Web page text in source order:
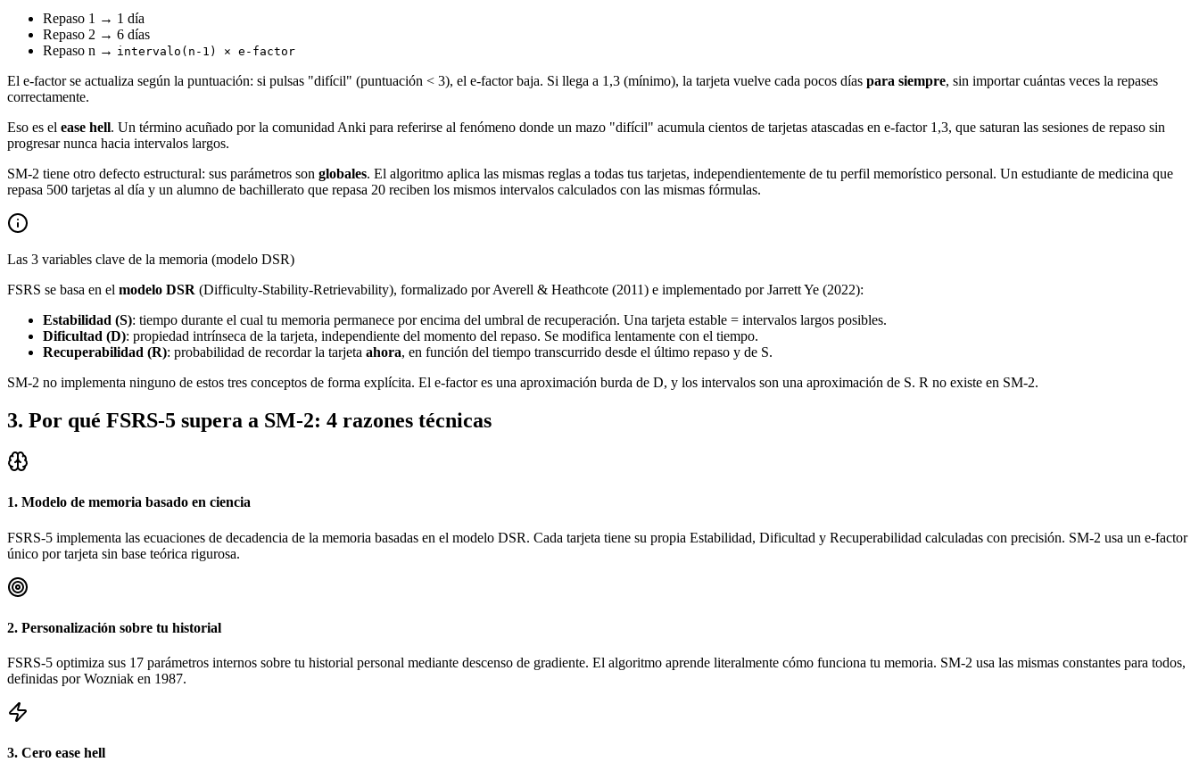
Repaso 1 → 1 día
Repaso 2 → 6 días
Repaso n → intervalo(n-1) × e-factor
El e-factor se actualiza según la puntuación: si pulsas "difícil" (puntuación < 3), el e-factor baja. Si llega a 1,3 (mínimo), la tarjeta vuelve cada pocos días para siempre, sin importar cuántas veces la repases
correctamente.
Eso es el ease hell. Un término acuñado por la comunidad Anki para referirse al fenómeno donde un mazo "difícil" acumula cientos de tarjetas atascadas en e-factor 1,3, que saturan las sesiones de repaso sin
progresar nunca hacia intervalos largos.
SM-2 tiene otro defecto estructural: sus parámetros son globales. El algoritmo aplica las mismas reglas a todas tus tarjetas, independientemente de tu perfil memorístico personal. Un estudiante de medicina que
repasa 500 tarjetas al día y un alumno de bachillerato que repasa 20 reciben los mismos intervalos calculados con las mismas fórmulas.
Las 3 variables clave de la memoria (modelo DSR)
FSRS se basa en el modelo DSR (Difficulty-Stability-Retrievability), formalizado por Averell & Heathcote (2011) e implementado por Jarrett Ye (2022):
Estabilidad (S): tiempo durante el cual tu memoria permanece por encima del umbral de recuperación. Una tarjeta estable = intervalos largos posibles.
Dificultad (D): propiedad intrínseca de la tarjeta, independiente del momento del repaso. Se modifica lentamente con el tiempo.
Recuperabilidad (R): probabilidad de recordar la tarjeta ahora, en función del tiempo transcurrido desde el último repaso y de S.
SM-2 no implementa ninguno de estos tres conceptos de forma explícita. El e-factor es una aproximación burda de D, y los intervalos son una aproximación de S. R no existe en SM-2.
3. Por qué FSRS-5 supera a SM-2: 4 razones técnicas
1. Modelo de memoria basado en ciencia
FSRS-5 implementa las ecuaciones de decadencia de la memoria basadas en el modelo DSR. Cada tarjeta tiene su propia Estabilidad, Dificultad y Recuperabilidad calculadas con precisión. SM-2 usa un e-factor
único por tarjeta sin base teórica rigurosa.
2. Personalización sobre tu historial
FSRS-5 optimiza sus 17 parámetros internos sobre tu historial personal mediante descenso de gradiente. El algoritmo aprende literalmente cómo funciona tu memoria. SM-2 usa las mismas constantes para todos,
definidas por Wozniak en 1987.
3. Cero ease hell